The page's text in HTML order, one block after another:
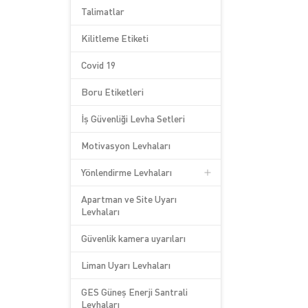
Talimatlar
Kilitleme Etiketi
Covid 19
Boru Etiketleri
İş Güvenliği Levha Setleri
Motivasyon Levhaları
Yönlendirme Levhaları
Apartman ve Site Uyarı
Levhaları
Güvenlik kamera uyarıları
Liman Uyarı Levhaları
GES Güneş Enerji Santrali
Levhaları